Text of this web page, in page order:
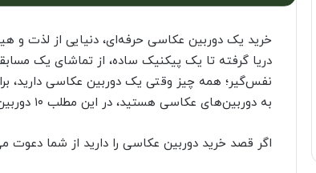
خرید یک دوربین عکاسی حرفه‌ای، دنیایی از لذت و
دریا گرفته تا یک پیکنیک ساده، از تماشای یک
نفس‌گیر؛ همه چیز وقتی یک دوربین عکاسی دارید،
به دوربین‌های عکاسی هستید، در این مطلب ۱۰ دوربین عکاسی محبوب در دیجی کالا را به شما معرفی می‌کنیم.
اگر قصد خرید دوربین عکاسی را دارید از شما دعوت